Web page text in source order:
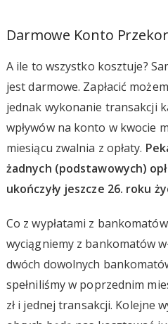
Darmowe Konto
A ile to wszystko kosztuje?
jest darmowe. Zapłacić
jednak wykonanie transakcji
wpływów na konto w kwocie
miesiącu zwalnia z opłaty.
żadnych (podstawowych)
ukończyły jeszcze 26. roku
Co z wypłatami z
wyciągniemy z bankomatów
dwóch dowolnych
spełniliśmy w poprzednim
zł i jednej transakcji. Kolejne